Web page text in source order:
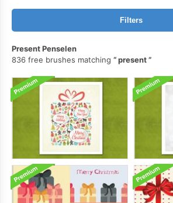
Filters
Present Penselen
836 free brushes matching
present